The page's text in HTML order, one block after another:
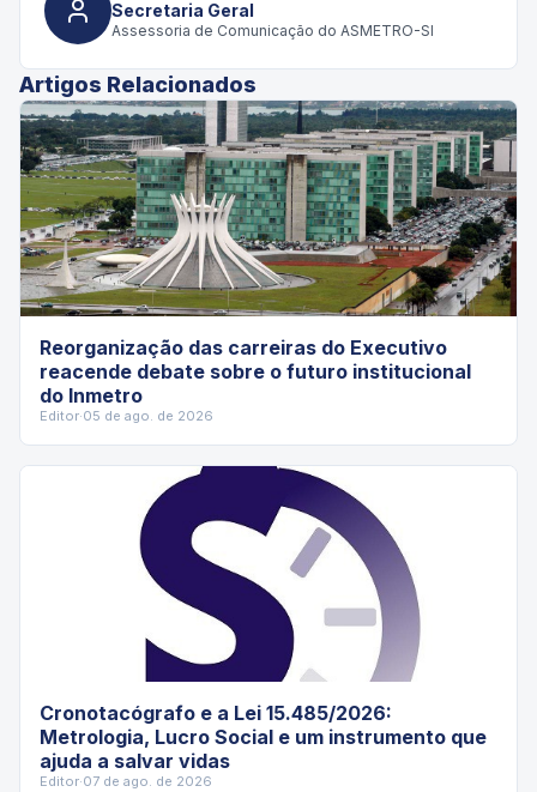
Secretaria Geral
Assessoria de Comunicação do ASMETRO-SI
Artigos Relacionados
Reorganização das carreiras do Executivo
reacende debate sobre o futuro institucional
do Inmetro
Editor·05 de ago. de 2026
Cronotacógrafo e a Lei 15.485/2026:
Metrologia, Lucro Social e um instrumento que
ajuda a salvar vidas
Editor·07 de ago. de 2026